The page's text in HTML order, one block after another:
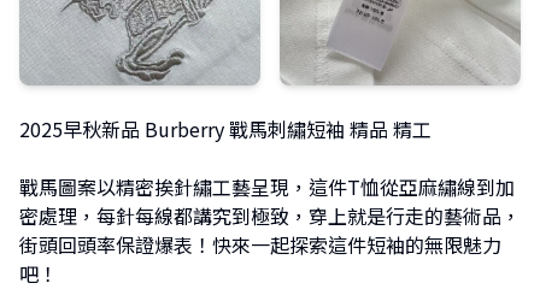
2025早秋新品 Burberry 戰馬刺繡短袖 精品 精工
戰馬圖案以精密挨針繡工藝呈現，這件T恤從亞麻繡線到加
密處理，每針每線都講究到極致，穿上就是行走的藝術品，
街頭回頭率保證爆表！快來一起探索這件短袖的無限魅力
吧！